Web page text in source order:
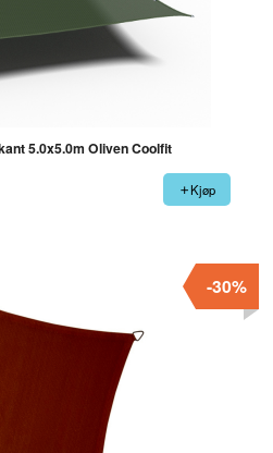
5.0x5.0m Oliven Coolfit
Kjøp
-30%